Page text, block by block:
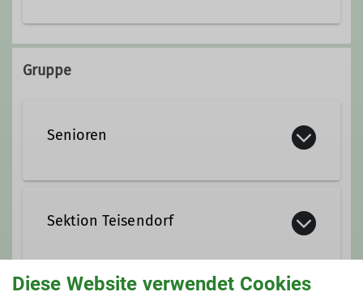
+49 8666 6451
Gruppe
Senioren
Sektion Teisendorf
Diese Website verwendet Cookies